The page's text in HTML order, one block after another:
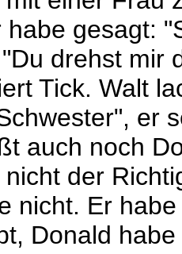
habe gesagt:
drehst mir
Tick. Walt
er
auch noch
nicht der
nicht. Er
Donald